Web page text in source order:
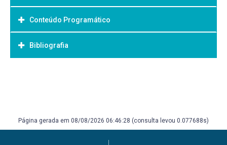
Objetivo Geral:
GERAL:
Realizar estágio supervisionado em instituição de Ensino
ESPECÍFICOS:
Conteúdo Programático
Bibliografia
SANTOS, Wildson L.; MALDANER, Otavio A. (Orgs.) Ensino
Página gerada em 08/08/2026 06:46:28 (consulta levou 0.077688s)